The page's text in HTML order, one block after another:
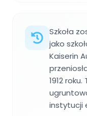
Szkoła
jako
Kaiserin
1912
instytucji